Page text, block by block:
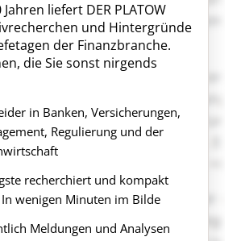
liefert DER PLATOW
und Hintergründe
der Finanzbranche.
die Sie sonst nirgends
in Banken, Versicherungen,
Regulierung und der
recherchiert und kompakt
wenigen Minuten im Bilde
Meldungen und Analysen